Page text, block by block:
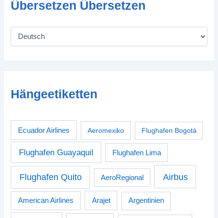
Übersetzen Übersetzen
Hängeetiketten
Ecuador Airlines Aeromexiko Flughafen Bogotá
Flughafen Guayaquil Flughafen Lima
Flughafen Quito AeroRegional Airbus
American Airlines Arajet Argentinien